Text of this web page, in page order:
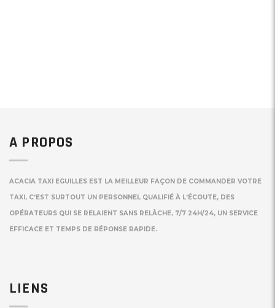
A PROPOS
ACACIA TAXI EGUILLES EST LA MEILLEUR FAÇON DE COMMANDER VOTRE
TAXI, C’EST SURTOUT UN PERSONNEL QUALIFIÉ À L’ÉCOUTE, DES
OPÉRATEURS QUI SE RELAIENT SANS RELÂCHE, 7/7 24H/24, UN SERVICE
EFFICACE ET TEMPS DE RÉPONSE RAPIDE.
LIENS